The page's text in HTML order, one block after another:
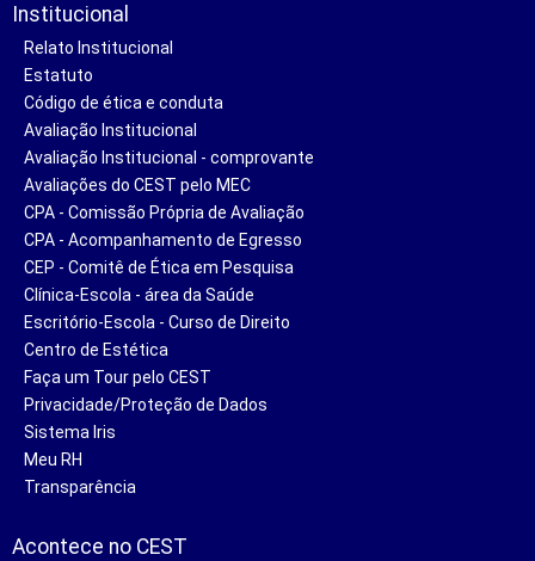
Institucional
Relato Institucional
Estatuto
Código de ética e conduta
Avaliação Institucional
Avaliação Institucional - comprovante
Avaliações do CEST pelo MEC
CPA - Comissão Própria de Avaliação
CPA - Acompanhamento de Egresso
CEP - Comitê de Ética em Pesquisa
Clínica-Escola - área da Saúde
Escritório-Escola - Curso de Direito
Centro de Estética
Faça um Tour pelo CEST
Privacidade/Proteção de Dados
Sistema Iris
Meu RH
Transparência
Acontece no CEST